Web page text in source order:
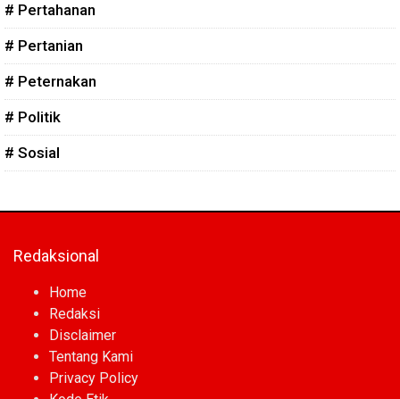
# Pertahanan
# Pertanian
# Peternakan
# Politik
# Sosial
Redaksional
Home
Redaksi
Disclaimer
Tentang Kami
Privacy Policy